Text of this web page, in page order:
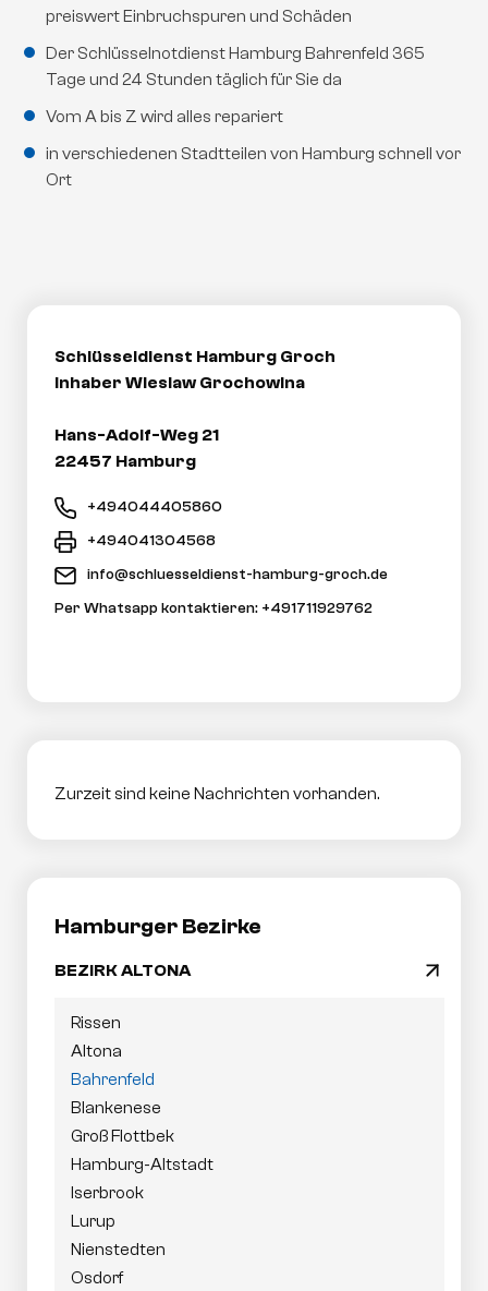
preiswert Einbruchspuren und Schäden
Der Schlüsselnotdienst Hamburg Bahrenfeld 365
Tage und 24 Stunden täglich für Sie da
Vom A bis Z wird alles repariert
in verschiedenen Stadtteilen von Hamburg schnell vor
Ort
Schlüsseldienst Hamburg Groch
Inhaber Wieslaw Grochowina
Hans-Adolf-Weg 21
22457 Hamburg
+494044405860
+494041304568
info@schluesseldienst-hamburg-groch.de
Per Whatsapp kontaktieren: +491711929762
Zurzeit sind keine Nachrichten vorhanden.
Hamburger Bezirke
überspringen
BEZIRK ALTONA arrow_drop_down
Rissen
Altona
Bahrenfeld
Blankenese
Groß Flottbek
Hamburg-Altstadt
Iserbrook
Lurup
Nienstedten
Osdorf